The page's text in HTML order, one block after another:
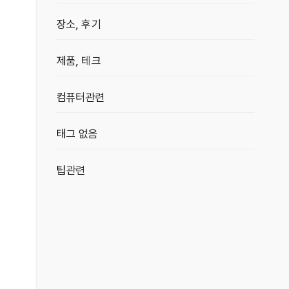
장소, 후기
제품, 테크
컴퓨터관련
태그 없음
팁관련